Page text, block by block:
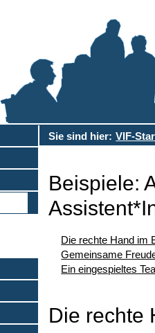
Sie sind hier: VIF-
Beispiele:
Die rechte Hand im
Gemeinsame
Ein eingespieltes
Die rechte